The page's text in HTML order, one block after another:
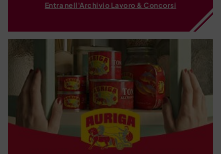
Entra nell'Archivio Lavoro & Concorsi